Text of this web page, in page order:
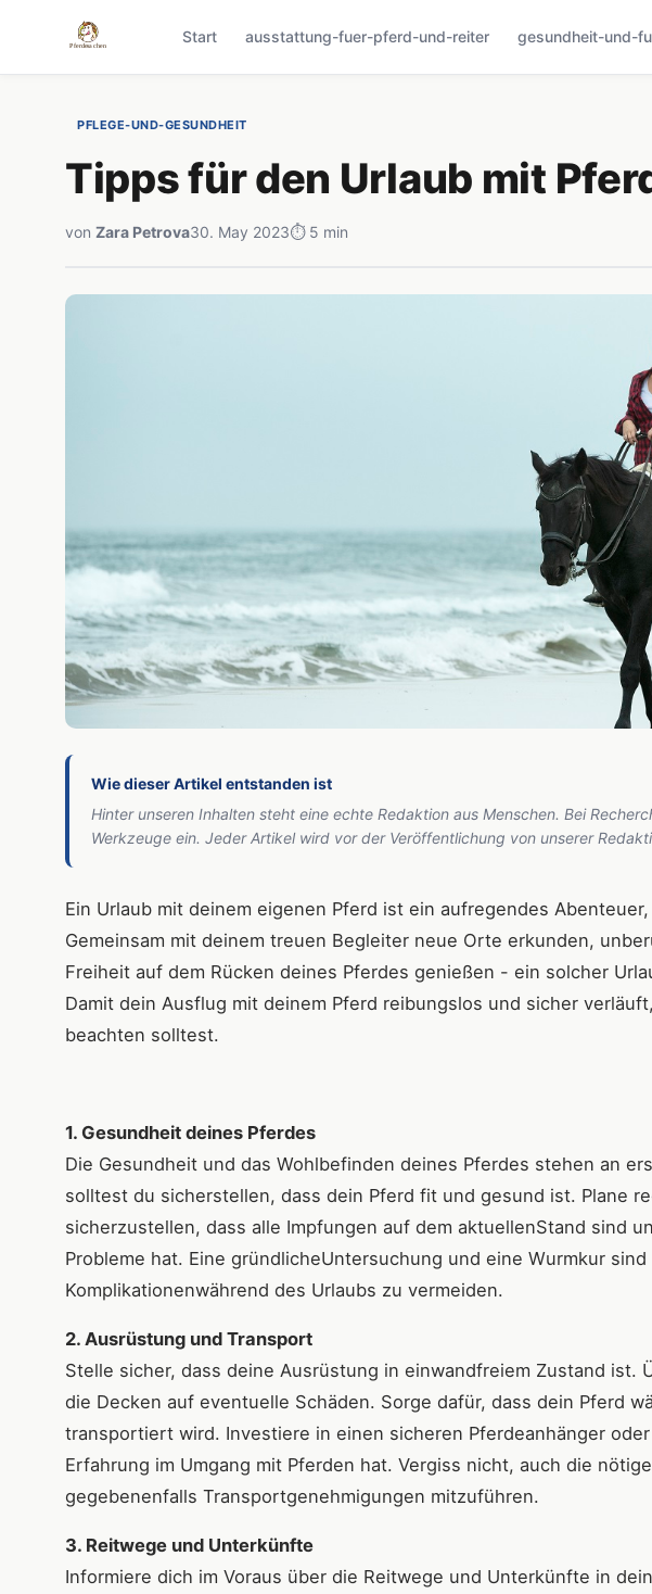
Start ausstattung-fuer-pferd-und-reiter gesundheit-und-
PFLEGE-UND-GESUNDHEIT
Tipps für den Urlaub mit
von Zara Petrova30. May 2023⏱ 5 min
Wie dieser Artikel entstanden ist
Hinter unseren Inhalten steht eine echte Redaktion aus Menschen. Bei
Werkzeuge ein. Jeder Artikel wird vor der Veröffentlichung von unserer
Ein Urlaub mit deinem eigenen Pferd ist ein aufregendes
Gemeinsam mit deinem treuen Begleiter neue Orte erkunden,
Freiheit auf dem Rücken deines Pferdes genießen - ein solcher
Damit dein Ausflug mit deinem Pferd reibungslos und sicher
beachten solltest.
1. Gesundheit deines Pferdes
Die Gesundheit und das Wohlbefinden deines Pferdes stehen an
solltest du sicherstellen, dass dein Pferd fit und gesund ist. Plane
sicherzustellen, dass alle Impfungen auf dem aktuellenStand sind
Probleme hat. Eine gründlicheUntersuchung und eine Wurmkur
Komplikationenwährend des Urlaubs zu vermeiden.
2. Ausrüstung und Transport
Stelle sicher, dass deine Ausrüstung in einwandfreiem Zustand ist.
die Decken auf eventuelle Schäden. Sorge dafür, dass dein Pferd
transportiert wird. Investiere in einen sicheren Pferdeanhänger
Erfahrung im Umgang mit Pferden hat. Vergiss nicht, auch die
gegebenenfalls Transportgenehmigungen mitzuführen.
3. Reitwege und Unterkünfte
Informiere dich im Voraus über die Reitwege und Unterkünfte in